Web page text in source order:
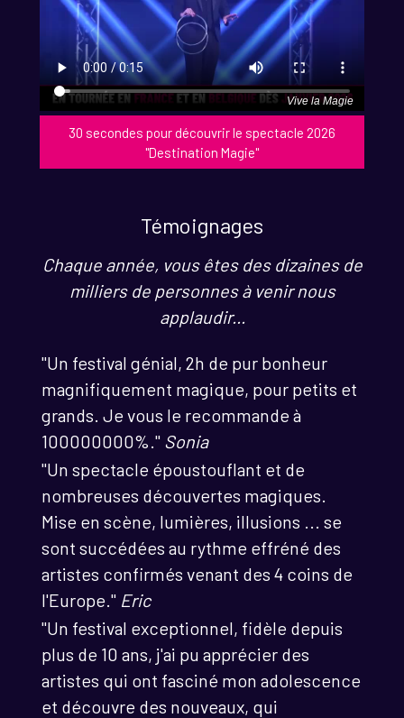
30 secondes pour découvrir le spectacle 2026
"Destination Magie"
Vive la Magie
Témoignages
Chaque année, vous êtes des dizaines de
milliers de personnes à venir nous
applaudir...
"Un festival génial, 2h de pur bonheur
magnifiquement magique, pour petits et
grands. Je vous le recommande à
100000000%." Sonia
"Un spectacle époustouflant et de
nombreuses découvertes magiques.
Mise en scène, lumières, illusions ... se
sont succédées au rythme effréné des
artistes confirmés venant des 4 coins de
l'Europe." Eric
"Un festival exceptionnel, fidèle depuis
plus de 10 ans, j'ai pu apprécier des
artistes qui ont fasciné mon adolescence
et découvre des nouveaux, qui